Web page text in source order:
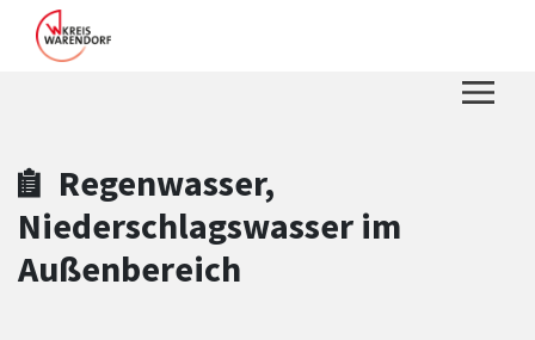
Zum Header
Zum Hauptinhalt
Zum Footer
Zum Hauptinhalt springen
Regenwasser,
Niederschlagswasser im
Außenbereich